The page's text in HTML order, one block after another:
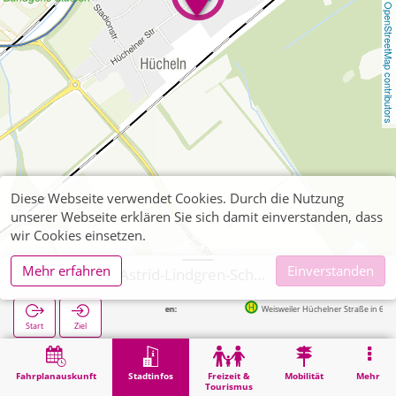
OpenStreetMap contributors
Fahrplanauskunft Stadtinfos
Freizeit &
Tourismus
Mobilität Mehr
Start Ziel
Nächste Haltestellen: Weisweiler Hüchelner Straße in 67m
Stadtinfos Eschweiler, Astrid-Lindgren-Schule
Diese Webseite verwendet Cookies. Durch die Nutzung
unserer Webseite erklären Sie sich damit einverstanden, dass
wir Cookies einsetzen.
Mehr erfahren
Einverstanden